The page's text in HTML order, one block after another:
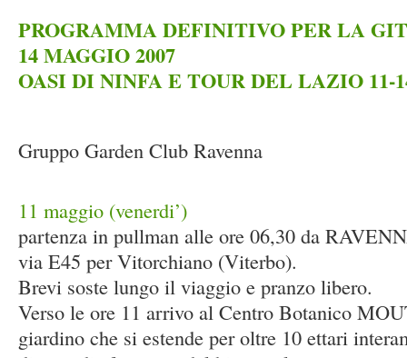
PROGRAMMA DEFINITIVO PER LA
14 MAGGIO 2007
OASI DI NINFA E TOUR DEL LAZIO 11-
Gruppo Garden Club Ravenna
11 maggio (venerdi’)
partenza in pullman alle ore 06,30 da
via E45 per Vitorchiano (Viterbo).
Brevi soste lungo il viaggio e pranzo libero.
Verso le ore 11 arrivo al Centro Botanico
giardino che si estende per oltre 10 ettari